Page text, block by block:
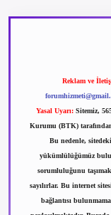
Reklam ve
Yasal Uyarı: Sitemiz,
Kurumu (BTK)
Bu nedenle,
yükümlülüğümüz
sorumluluğunu
sayılırlar. Bu internet
bağlantısı